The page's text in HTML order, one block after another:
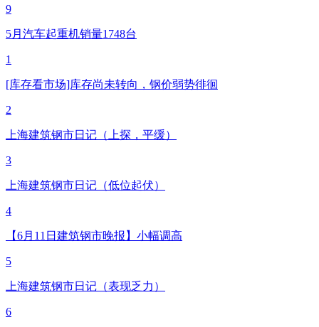
9
5月汽车起重机销量1748台
1
[库存看市场]库存尚未转向，钢价弱势徘徊
2
上海建筑钢市日记（上探，平缓）
3
上海建筑钢市日记（低位起伏）
4
【6月11日建筑钢市晚报】小幅调高
5
上海建筑钢市日记（表现乏力）
6